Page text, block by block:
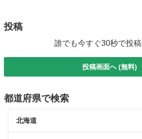
投稿
誰でも今すぐ30秒で投
投稿画面へ (無料)
都道府県で検索
北海道